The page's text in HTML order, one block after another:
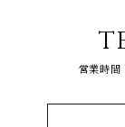
営業時